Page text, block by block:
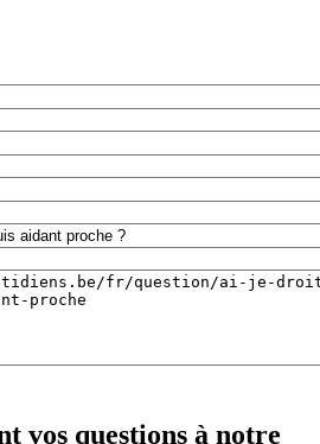
vos questions à notre